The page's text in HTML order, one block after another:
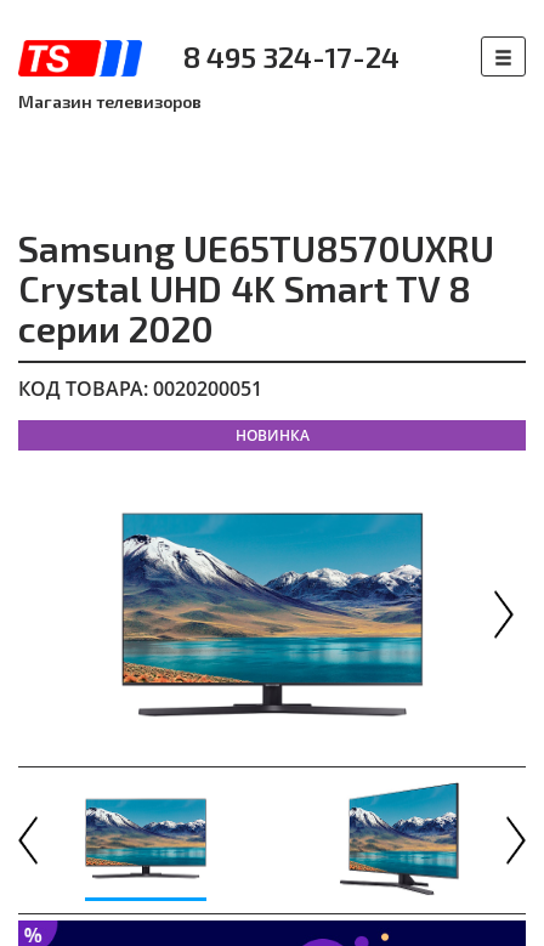
8 495 324-17-24
Магазин телевизоров
Samsung UE65TU8570UXRU
Crystal UHD 4K Smart TV 8
серии 2020
КОД ТОВАРА: 0020200051
НОВИНКА